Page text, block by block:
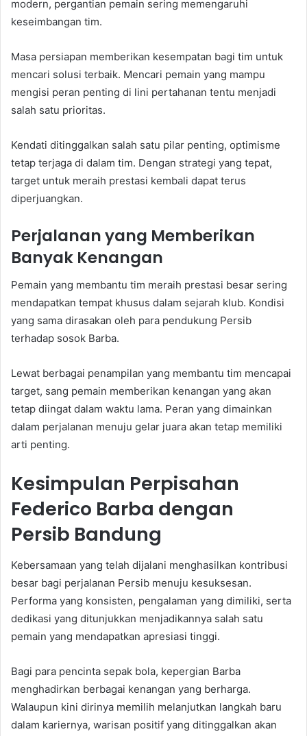
modern, pergantian pemain sering memengaruhi
keseimbangan tim.
Masa persiapan memberikan kesempatan bagi tim untuk
mencari solusi terbaik. Mencari pemain yang mampu
mengisi peran penting di lini pertahanan tentu menjadi
salah satu prioritas.
Kendati ditinggalkan salah satu pilar penting, optimisme
tetap terjaga di dalam tim. Dengan strategi yang tepat,
target untuk meraih prestasi kembali dapat terus
diperjuangkan.
Perjalanan yang Memberikan
Banyak Kenangan
Pemain yang membantu tim meraih prestasi besar sering
mendapatkan tempat khusus dalam sejarah klub. Kondisi
yang sama dirasakan oleh para pendukung Persib
terhadap sosok Barba.
Lewat berbagai penampilan yang membantu tim mencapai
target, sang pemain memberikan kenangan yang akan
tetap diingat dalam waktu lama. Peran yang dimainkan
dalam perjalanan menuju gelar juara akan tetap memiliki
arti penting.
Kesimpulan Perpisahan
Federico Barba dengan
Persib Bandung
Kebersamaan yang telah dijalani menghasilkan kontribusi
besar bagi perjalanan Persib menuju kesuksesan.
Performa yang konsisten, pengalaman yang dimiliki, serta
dedikasi yang ditunjukkan menjadikannya salah satu
pemain yang mendapatkan apresiasi tinggi.
Bagi para pencinta sepak bola, kepergian Barba
menghadirkan berbagai kenangan yang berharga.
Walaupun kini dirinya memilih melanjutkan langkah baru
dalam kariernya, warisan positif yang ditinggalkan akan